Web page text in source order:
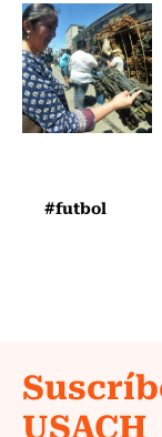
#futbol